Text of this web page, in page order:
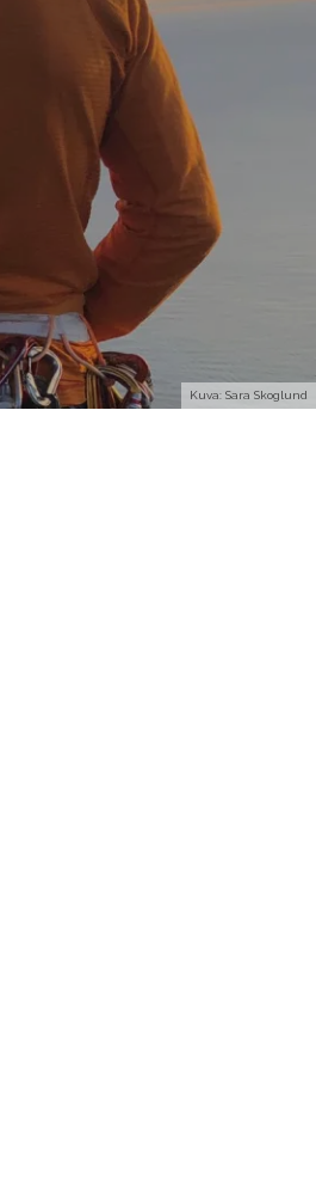
Kuva: Sara Skoglund